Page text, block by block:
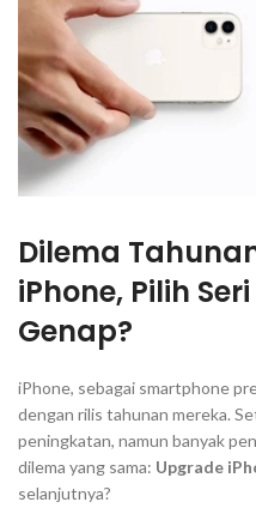
Dilema
iPhone, Pilih
Genap?
iPhone, sebagai smartphone
dengan rilis tahunan mereka.
peningkatan, namun banyak
dilema yang sama: Upgrade
selanjutnya?